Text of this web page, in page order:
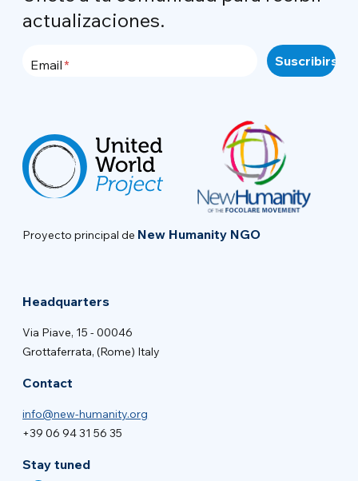
actualizaciones.
Email
Proyecto principal de New Humanity NGO
Headquarters
Via Piave, 15 - 00046
Grottaferrata, (Rome) Italy
Contact
info@new-humanity.org
+39 06 94 31 56 35
Stay tuned